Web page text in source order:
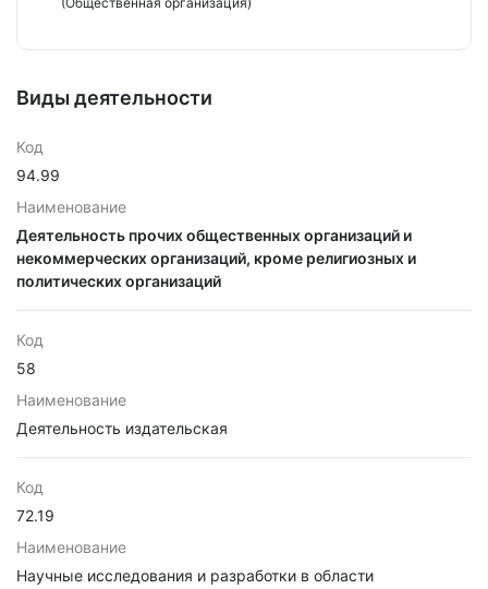
Виды деятельности
Код
94.99
Наименование
Деятельность прочих общественных организаций и
некоммерческих организаций, кроме религиозных и
политических организаций
Код
58
Наименование
Деятельность издательская
Код
72.19
Наименование
Научные исследования и разработки в области